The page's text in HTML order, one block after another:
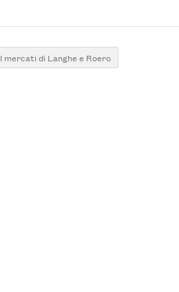
I mercati di Langhe e Roero